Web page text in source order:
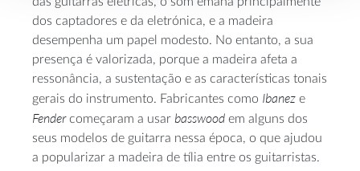
dos captadores e da eletrónica, e a madeira
desempenha um papel modesto. No entanto, a sua
presença é valorizada, porque a madeira afeta a
ressonância, a sustentação e as características tonais
gerais do instrumento. Fabricantes como Ibanez e
Fendercomeçaram a usar basswood em alguns dos
seus modelos de guitarra nessa época, o que ajudou
a popularizar a madeira de tília entre os guitarristas.